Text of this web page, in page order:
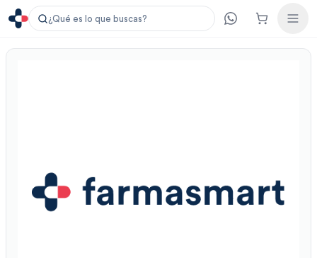
¿Qué es lo que buscas?